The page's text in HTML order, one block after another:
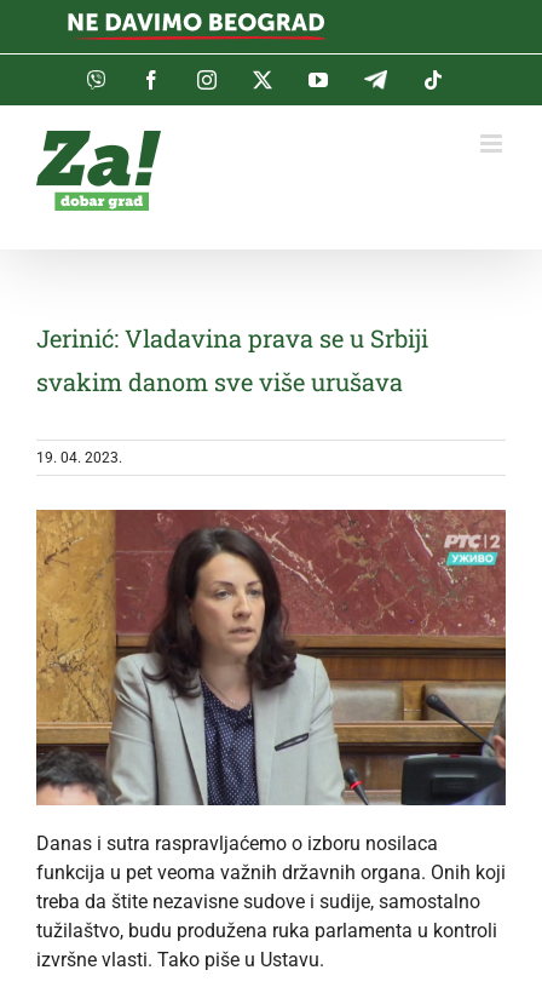
Viber FacebookInstagramTwitterYouTubeTelegram
Jerinić: Vladavina prava se u Srbiji
svakim danom sve više urušava
19. 04. 2023.
Danas i sutra raspravljaćemo o izboru nosilaca
funkcija u pet veoma važnih državnih organa. Onih koji
treba da štite nezavisne sudove i sudije, samostalno
tužilaštvo, budu produžena ruka parlamenta u kontroli
izvršne vlasti. Tako piše u Ustavu.